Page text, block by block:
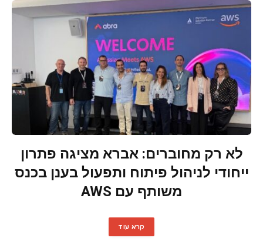
לא רק מחוברים: אברא מציגה פתרון
ייחודי לניהול פיתוח ותפעול בענן בכנס
משותף עם AWS
קרא עוד